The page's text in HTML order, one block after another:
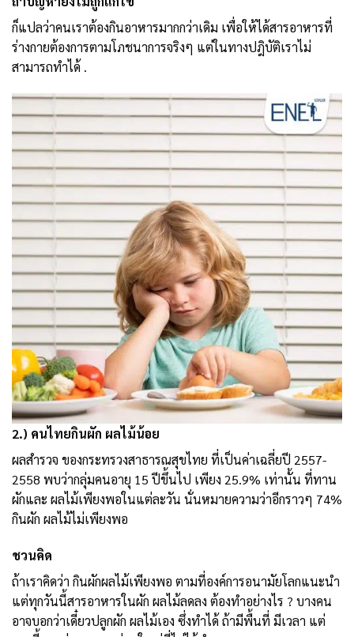
ก็แปลว่าคนเราต้องกินอาหารมากกว่าเดิม เพื่อให้ได้สารอาหารที่
ร่างกายต้องการตามโภชนาการจริงๆ แต่ในทางปฎิบัติเราไม่
สามารถทำได้ .
2.) คนไทยกินผัก ผลไม้น้อย
ผลสำรวจ ของกระทรวงสาธารณสุขไทย ที่เป็นค่าเฉลี่ยปี 2557-
2558 พบว่ากลุ่มคนอายุ 15 ปีขึ้นไป เพียง 25.9% เท่านั้น ที่ทาน
ผักและ ผลไม้เพียงพอในแต่ละวัน นั่นหมายความว่าอีกราวๆ 74%
กินผัก ผลไม้ไม่เพียงพอ
ชวนคิด
ถ้าเราคิดว่า กินผักผลไม้เพียงพอ ตามที่องค์การอนามัยโลกแนะนำ
แต่ทุกวันนี้สารอาหารในผัก ผลไม้ลดลง ต้องทำอย่างไร ? บางคน
อาจบอกว่าเดี๋ยวปลูกผัก ผลไม้เอง ซึ่งทำได้ ถ้ามีพื้นที่ มีเวลา แต่